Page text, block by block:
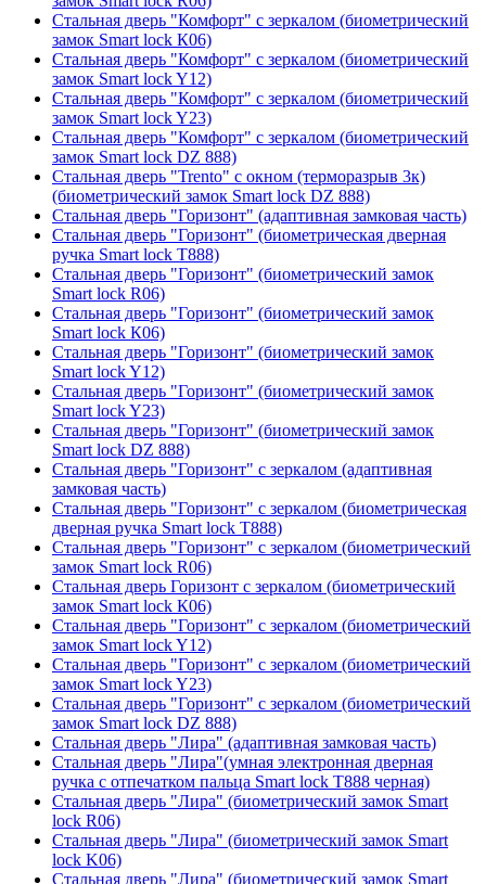
Стальная дверь "Комфорт" с зеркалом (биометрический
замок Smart lock К06)
Стальная дверь "Комфорт" с зеркалом (биометрический
замок Smart lock Y12)
Стальная дверь "Комфорт" с зеркалом (биометрический
замок Smart lock Y23)
Стальная дверь "Комфорт" с зеркалом (биометрический
замок Smart lock DZ 888)
Стальная дверь "Trento" с окном (терморазрыв 3к)
(биометрический замок Smart lock DZ 888)
Стальная дверь "Горизонт" (адаптивная замковая часть)
Стальная дверь "Горизонт" (биометрическая дверная
ручка Smart lock T888)
Стальная дверь "Горизонт" (биометрический замок
Smart lock R06)
Стальная дверь "Горизонт" (биометрический замок
Smart lock К06)
Стальная дверь "Горизонт" (биометрический замок
Smart lock Y12)
Стальная дверь "Горизонт" (биометрический замок
Smart lock Y23)
Стальная дверь "Горизонт" (биометрический замок
Smart lock DZ 888)
Стальная дверь "Горизонт" с зеркалом (адаптивная
замковая часть)
Стальная дверь "Горизонт" с зеркалом (биометрическая
дверная ручка Smart lock T888)
Стальная дверь "Горизонт" с зеркалом (биометрический
замок Smart lock R06)
Стальная дверь Горизонт с зеркалом (биометрический
замок Smart lock К06)
Стальная дверь "Горизонт" с зеркалом (биометрический
замок Smart lock Y12)
Стальная дверь "Горизонт" с зеркалом (биометрический
замок Smart lock Y23)
Стальная дверь "Горизонт" с зеркалом (биометрический
замок Smart lock DZ 888)
Стальная дверь "Лира" (адаптивная замковая часть)
Стальная дверь "Лира"(умная электронная дверная
ручка с отпечатком пальца Smart lock T888 черная)
Стальная дверь "Лира" (биометрический замок Smart
lock R06)
Стальная дверь "Лира" (биометрический замок Smart
lock K06)
Стальная дверь "Лира" (биометрический замок Smart